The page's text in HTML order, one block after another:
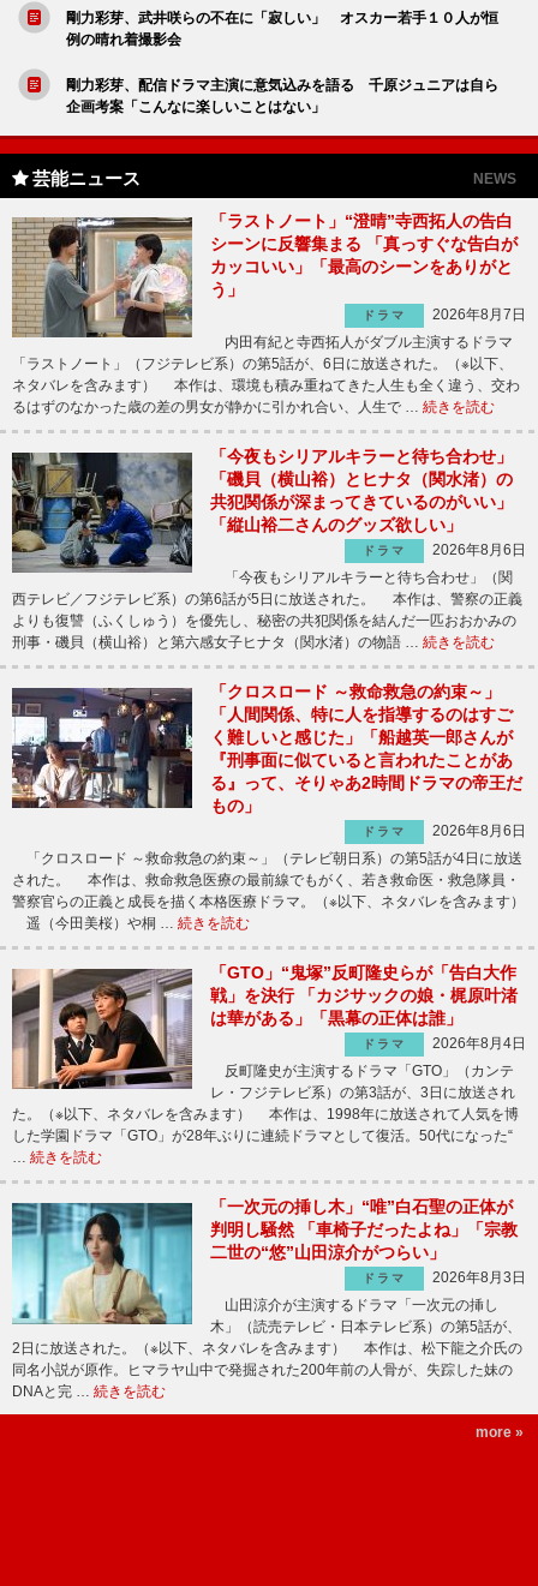
剛力彩芽、武井咲らの不在に「寂しい」 オスカー若手１０人が恒
例の晴れ着撮影会
剛力彩芽、配信ドラマ主演に意気込みを語る 千原ジュニアは自ら
企画考案「こんなに楽しいことはない」
芸能ニュース NEWS
「ラストノート」“澄晴”寺西拓人の告白
シーンに反響集まる 「真っすぐな告白が
カッコいい」「最高のシーンをありがと
う」
ドラマ
2026年8月7日
内田有紀と寺西拓人がダブル主演するドラマ
「ラストノート」（フジテレビ系）の第5話が、6日に放送された。（※以下、
ネタバレを含みます） 本作は、環境も積み重ねてきた人生も全く違う、交わ
るはずのなかった歳の差の男女が静かに引かれ合い、人生で … 続きを読む
「今夜もシリアルキラーと待ち合わせ」
「磯貝（横山裕）とヒナタ（関水渚）の
共犯関係が深まってきているのがいい」
「縦山裕二さんのグッズ欲しい」
ドラマ
2026年8月6日
「今夜もシリアルキラーと待ち合わせ」（関
西テレビ／フジテレビ系）の第6話が5日に放送された。 本作は、警察の正義
よりも復讐（ふくしゅう）を優先し、秘密の共犯関係を結んだ一匹おおかみの
刑事・磯貝（横山裕）と第六感女子ヒナタ（関水渚）の物語 … 続きを読む
「クロスロード ～救命救急の約束～」
「人間関係、特に人を指導するのはすご
く難しいと感じた」「船越英一郎さんが
『刑事面に似ていると言われたことがあ
る』って、そりゃあ2時間ドラマの帝王だ
もの」
ドラマ
2026年8月6日
「クロスロード ～救命救急の約束～」（テレビ朝日系）の第5話が4日に放送
された。 本作は、救命救急医療の最前線でもがく、若き救命医・救急隊員・
警察官らの正義と成長を描く本格医療ドラマ。（※以下、ネタバレを含みます）
遥（今田美桜）や桐 … 続きを読む
「GTO」“鬼塚”反町隆史らが「告白大作
戦」を決行 「カジサックの娘・梶原叶渚
は華がある」「黒幕の正体は誰」
ドラマ
2026年8月4日
反町隆史が主演するドラマ「GTO」（カンテ
レ・フジテレビ系）の第3話が、3日に放送され
た。（※以下、ネタバレを含みます） 本作は、1998年に放送されて人気を博
した学園ドラマ「GTO」が28年ぶりに連続ドラマとして復活。50代になった“
… 続きを読む
「一次元の挿し木」“唯”白石聖の正体が
判明し騒然 「車椅子だったよね」「宗教
二世の“悠”山田涼介がつらい」
ドラマ
2026年8月3日
山田涼介が主演するドラマ「一次元の挿し
木」（読売テレビ・日本テレビ系）の第5話が、
2日に放送された。（※以下、ネタバレを含みます） 本作は、松下龍之介氏の
同名小説が原作。ヒマラヤ山中で発掘された200年前の人骨が、失踪した妹の
DNAと完 … 続きを読む
more »